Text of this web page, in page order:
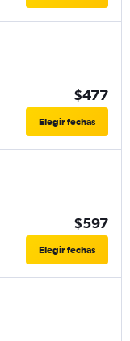
$477
Elegir fechas
$597
Elegir fechas